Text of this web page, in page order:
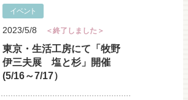
イベント
2023/5/8 ＜終了しました＞
東京・生活工房にて「牧野
伊三夫展 塩と杉」開催
(5/16～7/17）